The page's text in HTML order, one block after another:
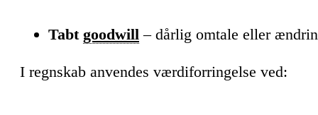
Tabt goodwill – dårlig omtale eller
I regnskab anvendes værdiforringelse ved: